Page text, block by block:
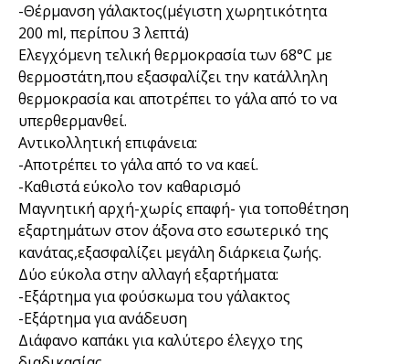
-Θέρμανση γάλακτος(μέγιστη χωρητικότητα
200 ml, περίπου 3 λεπτά)
Ελεγχόμενη τελική θερμοκρασία των 68°C με
θερμοστάτη,που εξασφαλίζει την κατάλληλη
θερμοκρασία και αποτρέπει το γάλα από το να
υπερθερμανθεί.
Αντικολλητική επιφάνεια:
-Αποτρέπει το γάλα από το να καεί.
-Καθιστά εύκολο τον καθαρισμό
Μαγνητική αρχή-χωρίς επαφή- για τοποθέτηση
εξαρτημάτων στον άξονα στο εσωτερικό της
κανάτας,εξασφαλίζει μεγάλη διάρκεια ζωής.
Δύο εύκολα στην αλλαγή εξαρτήματα:
-Εξάρτημα για φούσκωμα του γάλακτος
-Εξάρτημα για ανάδευση
Διάφανο καπάκι για καλύτερο έλεγχο της